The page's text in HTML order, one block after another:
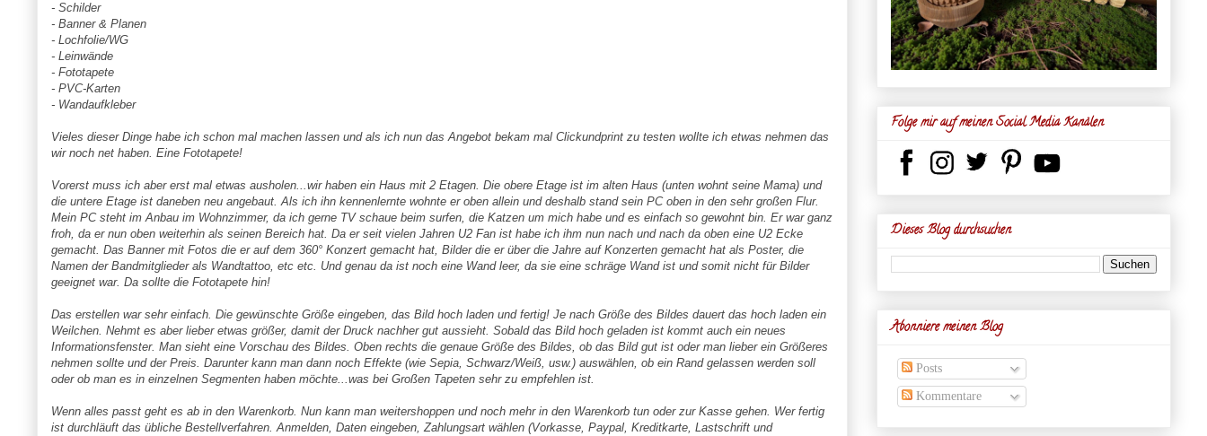
- Schilder
- Banner & Planen
- Lochfolie/WG
- Leinwände
- Fototapete
- PVC-Karten
- Wandaufkleber
Vieles dieser Dinge habe ich schon mal machen lassen und als ich nun das Angebot bekam mal Clickundprint zu testen wollte ich etwas nehmen das
wir noch net haben. Eine Fototapete!
Vorerst muss ich aber erst mal etwas ausholen...wir haben ein Haus mit 2 Etagen. Die obere Etage ist im alten Haus (unten wohnt seine Mama) und
die untere Etage ist daneben neu angebaut. Als ich ihn kennenlernte wohnte er oben allein und deshalb stand sein PC oben in den sehr großen Flur.
Mein PC steht im Anbau im Wohnzimmer, da ich gerne TV schaue beim surfen, die Katzen um mich habe und es einfach so gewohnt bin. Er war ganz
froh, da er nun oben weiterhin als seinen Bereich hat. Da er seit vielen Jahren U2 Fan ist habe ich ihm nun nach und nach da oben eine U2 Ecke
gemacht. Das Banner mit Fotos die er auf dem 360° Konzert gemacht hat, Bilder die er über die Jahre auf Konzerten gemacht hat als Poster, die
Namen der Bandmitglieder als Wandtattoo, etc etc. Und genau da ist noch eine Wand leer, da sie eine schräge Wand ist und somit nicht für Bilder
geeignet war. Da sollte die Fototapete hin!
Das erstellen war sehr einfach. Die gewünschte Größe eingeben, das Bild hoch laden und fertig! Je nach Größe des Bildes dauert das hoch laden ein
Weilchen. Nehmt es aber lieber etwas größer, damit der Druck nachher gut aussieht. Sobald das Bild hoch geladen ist kommt auch ein neues
Informationsfenster. Man sieht eine Vorschau des Bildes. Oben rechts die genaue Größe des Bildes, ob das Bild gut ist oder man lieber ein Größeres
nehmen sollte und der Preis. Darunter kann man dann noch Effekte (wie Sepia, Schwarz/Weiß, usw.) auswählen, ob ein Rand gelassen werden soll
oder ob man es in einzelnen Segmenten haben möchte...was bei Großen Tapeten sehr zu empfehlen ist.
Wenn alles passt geht es ab in den Warenkorb. Nun kann man weitershoppen und noch mehr in den Warenkorb tun oder zur Kasse gehen. Wer fertig
ist durchläuft das übliche Bestellverfahren. Anmelden, Daten eingeben, Zahlungsart wählen (Vorkasse, Paypal, Kreditkarte, Lastschrift und
Folge mir auf meinen Social Media Kanälen
Dieses Blog durchsuchen
Abonniere meinen Blog
Posts
Kommentare